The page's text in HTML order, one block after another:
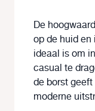
De
op de huid
ideaal is om
casual te
de borst
moderne